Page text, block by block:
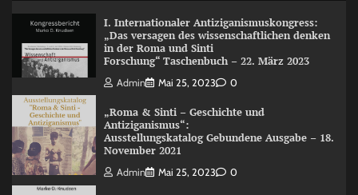
I. Internationaler Antiziganismuskongress:
„Das versagen des wissenschaftlichen denken
in der Roma und Sinti
Forschung“ Taschenbuch – 22. März 2023
Admin Mai 25, 2023 0
„Roma & Sinti – Geschichte und
Antiziganismus“:
Ausstellungskatalog Gebundene Ausgabe – 18.
November 2021
Admin Mai 25, 2023 0